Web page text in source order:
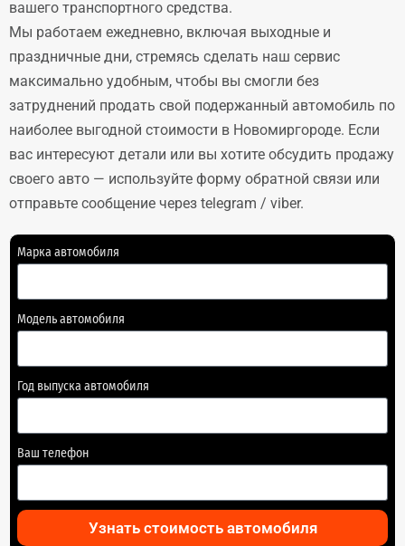
вашего транспортного средства.
Мы работаем ежедневно, включая выходные и
праздничные дни, стремясь сделать наш сервис
максимально удобным, чтобы вы смогли без
затруднений продать свой подержанный автомобиль по
наиболее выгодной стоимости в Новомиргороде. Если
вас интересуют детали или вы хотите обсудить продажу
своего авто — используйте форму обратной связи или
отправьте сообщение через telegram / viber.
Марка автомобиля
Модель автомобиля
Год выпуска автомобиля
Ваш телефон
Узнать стоимость автомобиля